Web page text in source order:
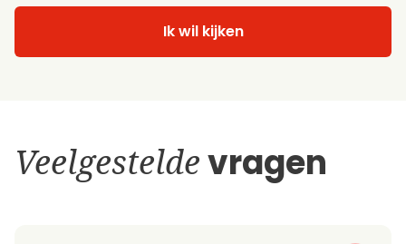
Ik wil kijken
Veelgesteldevragen